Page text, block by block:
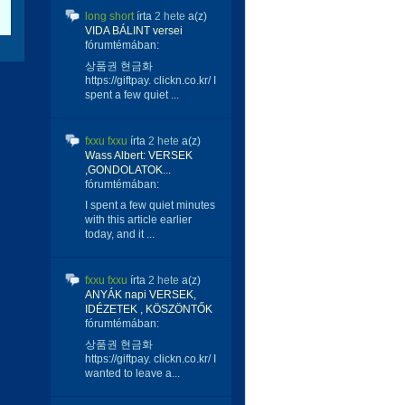
long shortírta 2 hete a(z)
VIDA BÁLINT versei
fórumtémában:
상품권 현금화
https://giftpay. clickn.co.kr/ I
spent a few quiet ...
fxxu fxxu írta 2 hete a(z)
Wass Albert: VERSEK
,GONDOLATOK...
fórumtémában:
I spent a few quiet minutes
with this article earlier
today, and it ...
fxxu fxxu írta 2 hete a(z)
ANYÁK napi VERSEK,
IDÉZETEK , KÖSZÖNTŐK
fórumtémában:
상품권 현금화
https://giftpay. clickn.co.kr/ I
wanted to leave a...